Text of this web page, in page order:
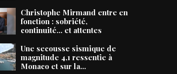
Christophe Mirmand entre en
fonction : sobriété,
continuité… et attentes
Une secousse sismique de
magnitude 4,1 ressentie à
Monaco et sur la...